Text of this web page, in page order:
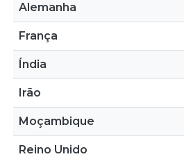
Alemanha
França
Índia
Irão
Moçambique
Reino Unido